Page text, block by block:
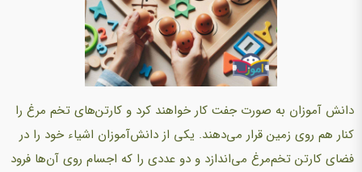
دانش آموزان به صورت جفت کار خواهند کرد و کارتن‌های تخم مرغ را
کنار هم روی زمین قرار می‌دهند. یکی از دانش‌آموزان اشیاء خود را در
فضای کارتن تخم‌مرغ می‌اندازد و دو عددی را که اجسام روی آن‌ها فرود